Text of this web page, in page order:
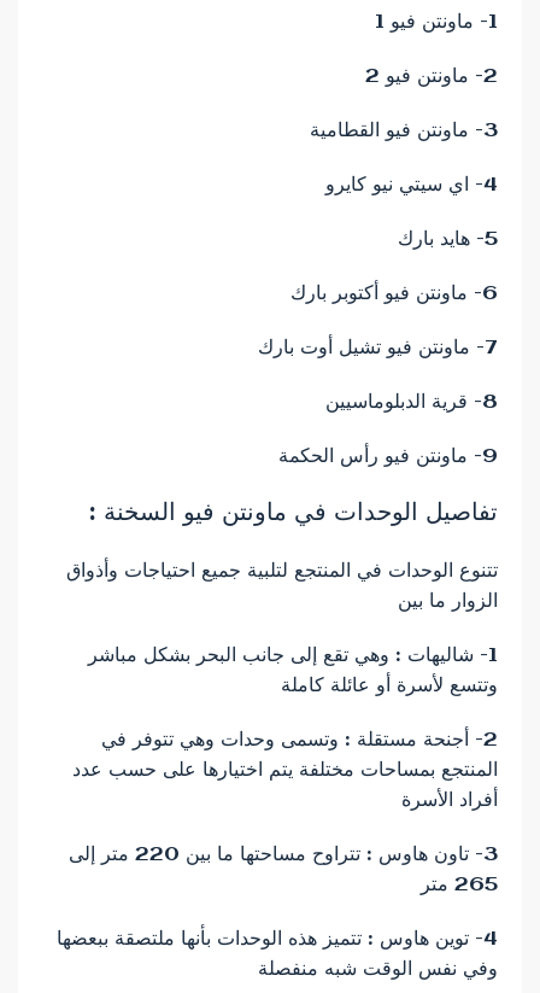
1- ماونتن فيو 1
2- ماونتن فيو 2
3- ماونتن فيو القطامية
4- اي سيتي نيو كايرو
5- هايد بارك
6- ماونتن فيو أكتوبر بارك
7- ماونتن فيو تشيل أوت بارك
8- قرية الدبلوماسيين
9- ماونتن فيو رأس الحكمة
تفاصيل الوحدات في ماونتن فيو السخنة :
تتنوع الوحدات في المنتجع لتلبية جميع احتياجات وأذواق
الزوار ما بين
1- شاليهات : وهي تقع إلى جانب البحر بشكل مباشر
وتتسع لأسرة أو عائلة كاملة
2- أجنحة مستقلة : وتسمى وحدات وهي تتوفر في
المنتجع بمساحات مختلفة يتم اختيارها على حسب عدد
أفراد الأسرة
3- تاون هاوس : تتراوح مساحتها ما بين 220 متر إلى
265 متر
4- توين هاوس : تتميز هذه الوحدات بأنها ملتصقة ببعضها
وفي نفس الوقت شبه منفصلة